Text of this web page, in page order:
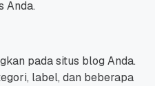
Anda.
pada situs blog Anda.
label, dan beberapa